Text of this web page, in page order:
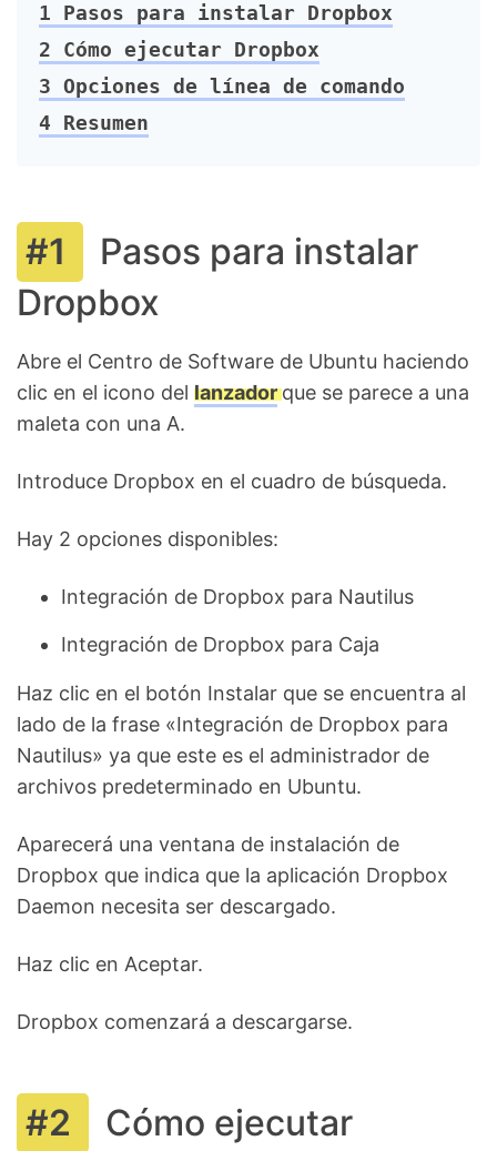
1 Pasos para instalar Dropbox
2 Cómo ejecutar Dropbox
3 Opciones de línea de comando
4 Resumen
Pasos para instalar
Dropbox
Abre el Centro de Software de Ubuntu haciendo
clic en el icono del lanzador que se parece a una
maleta con una A.
Introduce Dropbox en el cuadro de búsqueda.
Hay 2 opciones disponibles:
Integración de Dropbox para Nautilus
Integración de Dropbox para Caja
Haz clic en el botón Instalar que se encuentra al
lado de la frase «Integración de Dropbox para
Nautilus» ya que este es el administrador de
archivos predeterminado en Ubuntu.
Aparecerá una ventana de instalación de
Dropbox que indica que la aplicación Dropbox
Daemon necesita ser descargado.
Haz clic en Aceptar.
Dropbox comenzará a descargarse.
Cómo ejecutar